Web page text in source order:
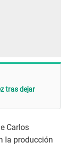
tras dejar
Carlos
la producción